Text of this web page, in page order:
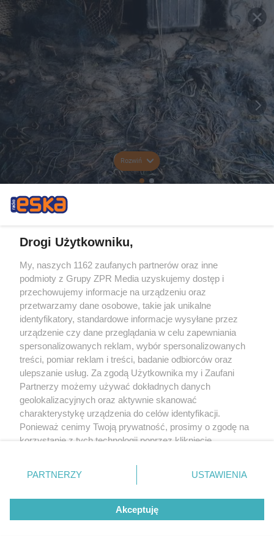
Rozwiń
Drogi Użytkowniku,
My, naszych 1162 zaufanych partnerów oraz inne
podmioty z Grupy ZPR Media uzyskujemy dostęp i
przechowujemy informacje na urządzeniu oraz
przetwarzamy dane osobowe, takie jak unikalne
identyfikatory, standardowe informacje wysyłane przez
urządzenie czy dane przeglądania w celu zapewniania
spersonalizowanych reklam, wybór spersonalizowanych
treści, pomiar reklam i treści, badanie odbiorców oraz
ulepszanie usług. Za zgodą Użytkownika my i Zaufani
Partnerzy możemy używać dokładnych danych
geolokalizacyjnych oraz aktywnie skanować
charakterystykę urządzenia do celów identyfikacji.
Ponieważ cenimy Twoją prywatność, prosimy o zgodę na
korzystanie z tych technologii poprzez kliknięcie
zmienić/wycofać klikając przycisk ustawień prywatności
znajdujący się w lewym dolnym rogu strony
rodzaje przetwarzania danych nie wymagają zgody
użytkownika, ale masz prawo sprzeciwić się takiemu
przetwarzaniu. Preferencje będą miały zastosowanie tylko
PARTNERZY USTAWIENIA
Akceptuję